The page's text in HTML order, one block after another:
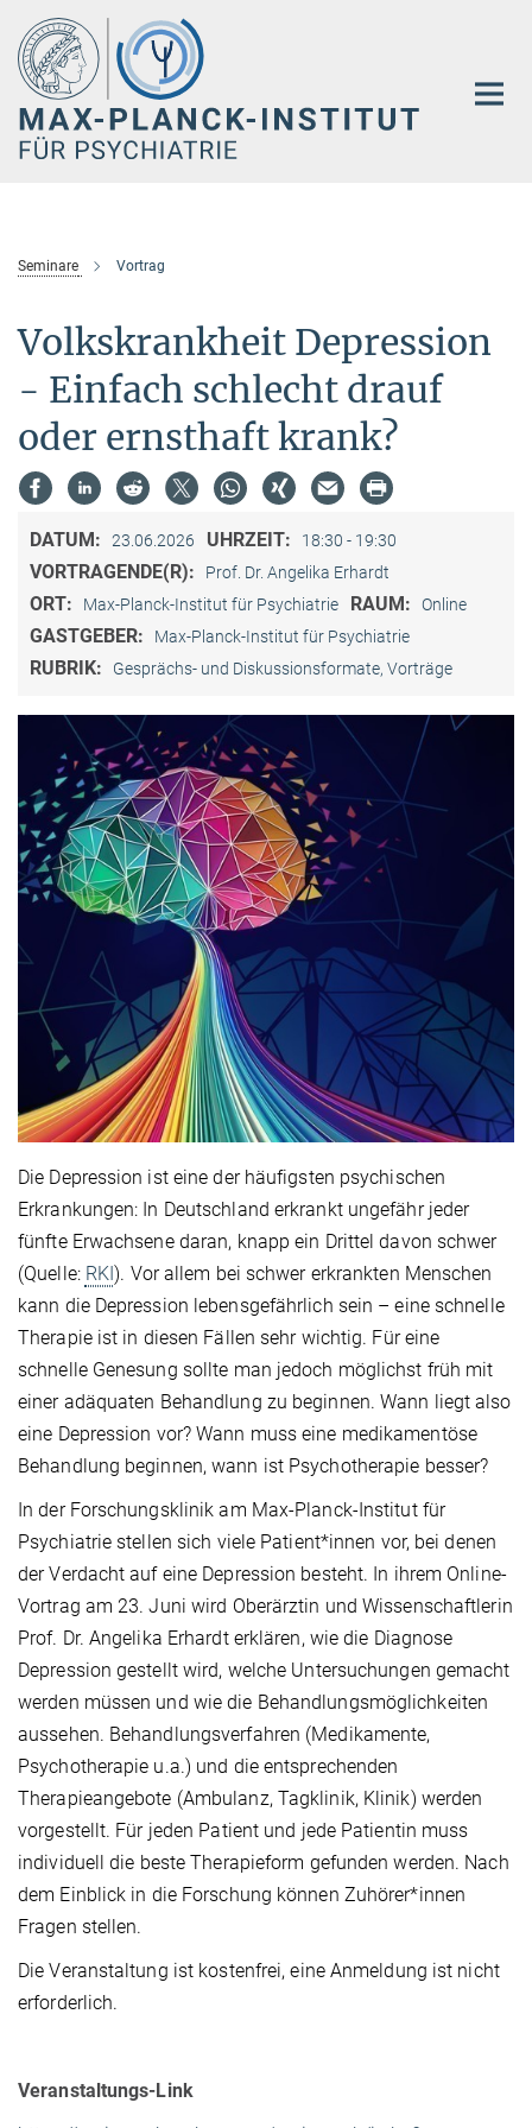
Hauptinhalt
Seminare Vortrag
Volkskrankheit Depression
- Einfach schlecht drauf
oder ernsthaft krank?
DATUM: 23.06.2026 UHRZEIT: 18:30 - 19:30
VORTRAGENDE(R): Prof. Dr. Angelika Erhardt
ORT: Max-Planck-Institut für Psychiatrie RAUM: Online
GASTGEBER: Max-Planck-Institut für Psychiatrie
RUBRIK: Gesprächs- und Diskussionsformate, Vorträge
Die Depression ist eine der häufigsten psychischen
Erkrankungen: In Deutschland erkrankt ungefähr jeder
fünfte Erwachsene daran, knapp ein Drittel davon schwer
(Quelle: RKI). Vor allem bei schwer erkrankten Menschen
kann die Depression lebensgefährlich sein – eine schnelle
Therapie ist in diesen Fällen sehr wichtig. Für eine
schnelle Genesung sollte man jedoch möglichst früh mit
einer adäquaten Behandlung zu beginnen. Wann liegt also
eine Depression vor? Wann muss eine medikamentöse
Behandlung beginnen, wann ist Psychotherapie besser?
In der Forschungsklinik am Max-Planck-Institut für
Psychiatrie stellen sich viele Patient*innen vor, bei denen
der Verdacht auf eine Depression besteht. In ihrem Online-
Vortrag am 23. Juni wird Oberärztin und Wissenschaftlerin
Prof. Dr. Angelika Erhardt erklären, wie die Diagnose
Depression gestellt wird, welche Untersuchungen gemacht
werden müssen und wie die Behandlungsmöglichkeiten
aussehen. Behandlungsverfahren (Medikamente,
Psychotherapie u.a.) und die entsprechenden
Therapieangebote (Ambulanz, Tagklinik, Klinik) werden
vorgestellt. Für jeden Patient und jede Patientin muss
individuell die beste Therapieform gefunden werden. Nach
dem Einblick in die Forschung können Zuhörer*innen
Fragen stellen.
Die Veranstaltung ist kostenfrei, eine Anmeldung ist nicht
erforderlich.
Veranstaltungs-Link